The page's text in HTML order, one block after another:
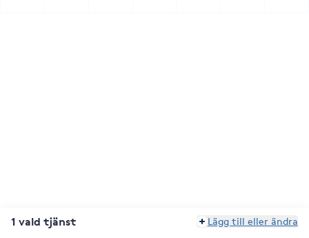
1 vald tjänst Lägg till eller ändra